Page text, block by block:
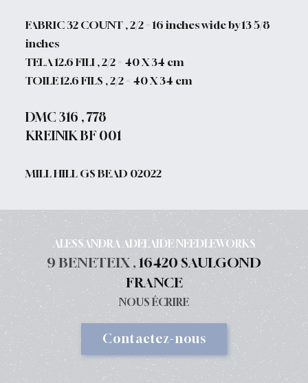
FABRIC 32 COUNT , 2/2 = 16 inches wide by 13 5/8
inches
TELA 12.6 FILI , 2/2 = 40 X 34 cm
TOILE 12.6 FILS , 2/2 = 40 X 34 cm
DMC 316 , 778
KREINIK BF 001
MILL HILL GS BEAD 02022
ALESSANDRA ADELAIDE NEEDLEWORKS
9 BENETEIX ,16420 SAULGOND
FRANCE
NOUS ÉCRIRE
Contactez-nous